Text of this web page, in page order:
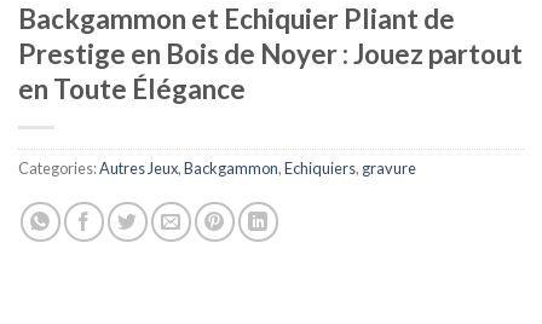
Backgammon et Echiquier Pliant de
Prestige en Bois de Noyer : Jouez partout
en Toute Élégance
Categories:Autres Jeux,Backgammon,Echiquiers, gravure